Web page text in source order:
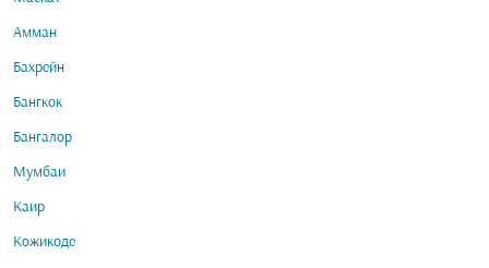
Амман
Бахрейн
Бангкок
Бангалор
Мумбаи
Каир
Кожикоде